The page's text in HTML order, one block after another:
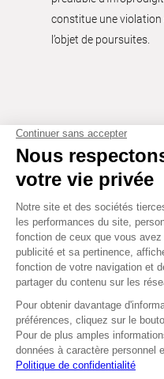
constitue une violation
l’objet de poursuites.
Tous droits
Mentions légales
Cookies
Facebook